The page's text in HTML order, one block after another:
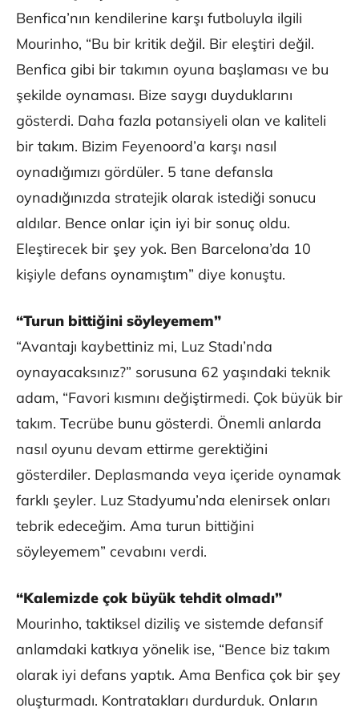
Benfica’nın kendilerine karşı futboluyla ilgili
Mourinho, “Bu bir kritik değil. Bir eleştiri değil.
Benfica gibi bir takımın oyuna başlaması ve bu
şekilde oynaması. Bize saygı duyduklarını
gösterdi. Daha fazla potansiyeli olan ve kaliteli
bir takım. Bizim Feyenoord’a karşı nasıl
oynadığımızı gördüler. 5 tane defansla
oynadığınızda stratejik olarak istediği sonucu
aldılar. Bence onlar için iyi bir sonuç oldu.
Eleştirecek bir şey yok. Ben Barcelona’da 10
kişiyle defans oynamıştım” diye konuştu.
“Turun bittiğini söyleyemem”
“Avantajı kaybettiniz mi, Luz Stadı’nda
oynayacaksınız?” sorusuna 62 yaşındaki teknik
adam, “Favori kısmını değiştirmedi. Çok büyük bir
takım. Tecrübe bunu gösterdi. Önemli anlarda
nasıl oyunu devam ettirme gerektiğini
gösterdiler. Deplasmanda veya içeride oynamak
farklı şeyler. Luz Stadyumu’nda elenirsek onları
tebrik edeceğim. Ama turun bittiğini
söyleyemem” cevabını verdi.
“Kalemizde çok büyük tehdit olmadı”
Mourinho, taktiksel diziliş ve sistemde defansif
anlamdaki katkıya yönelik ise, “Bence biz takım
olarak iyi defans yaptık. Ama Benfica çok bir şey
oluşturmadı. Kontratakları durdurduk. Onların